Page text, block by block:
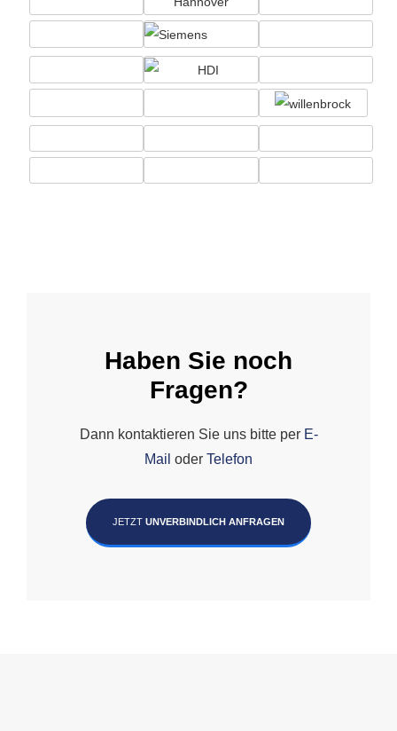
Haben Sie noch
Fragen?
Dann kontaktieren Sie uns bitte per E-
Mail oder Telefon
JETZT UNVERBINDLICH ANFRAGEN